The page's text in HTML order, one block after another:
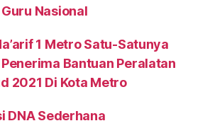
Nasional
1 Metro Satu-Satunya
Bantuan Peralatan
2021 Di Kota Metro
DNA Sederhana